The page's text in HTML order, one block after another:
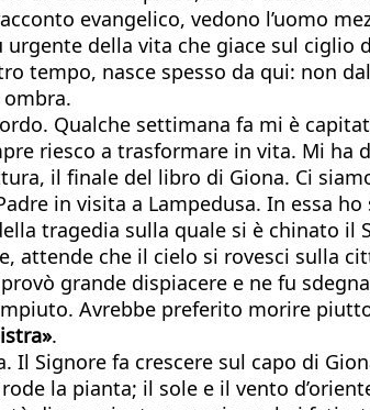
evangelico, vedono l’uomo
della vita che giace sul ciglio
tempo, nasce spesso da qui: non
Qualche settimana fa mi è
riesco a trasformare in vita. Mi
il finale del libro di Giona. Ci
in visita a Lampedusa. In essa
tragedia sulla quale si è chinato il
attende che il cielo si rovesci sulla
grande dispiacere e ne fu
Avrebbe preferito morire
.
Il Signore fa crescere sul capo di
la pianta; il sole e il vento